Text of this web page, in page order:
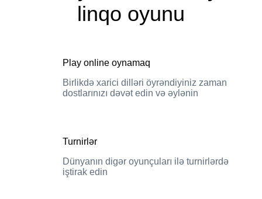
linqo oyunu
Play online oynamaq
Birlikdə xarici dilləri öyrəndiyiniz zaman
dostlarınızı dəvət edin və əylənin
Turnirlər
Dünyanın digər oyunçuları ilə turnirlərdə
iştirak edin